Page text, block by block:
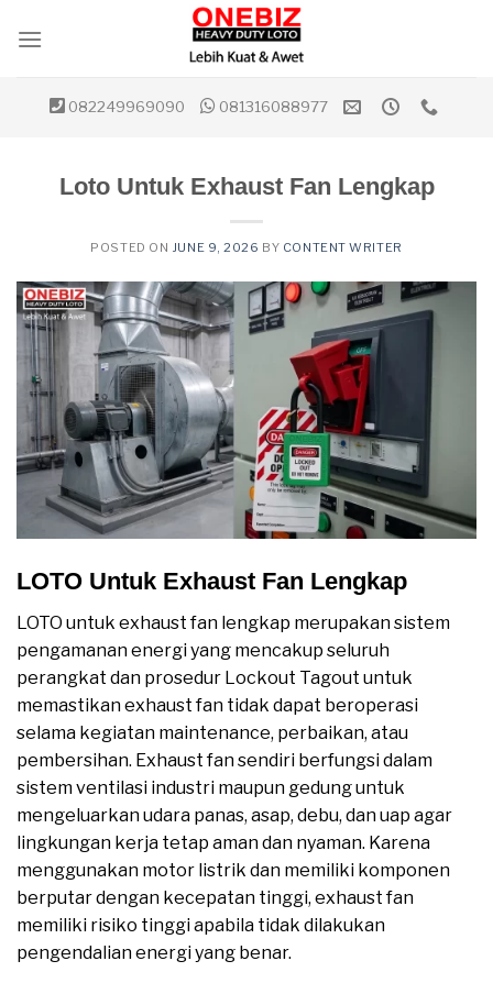
082249969090 081316088977
Loto Untuk Exhaust Fan Lengkap
POSTED ON JUNE 9, 2026 BY CONTENT WRITER
LOTO Untuk Exhaust Fan Lengkap
LOTO untuk exhaust fan lengkap merupakan sistem
pengamanan energi yang mencakup seluruh
perangkat dan prosedur Lockout Tagout untuk
memastikan exhaust fan tidak dapat beroperasi
selama kegiatan maintenance, perbaikan, atau
pembersihan. Exhaust fan sendiri berfungsi dalam
sistem ventilasi industri maupun gedung untuk
mengeluarkan udara panas, asap, debu, dan uap agar
lingkungan kerja tetap aman dan nyaman. Karena
menggunakan motor listrik dan memiliki komponen
berputar dengan kecepatan tinggi, exhaust fan
memiliki risiko tinggi apabila tidak dilakukan
pengendalian energi yang benar.